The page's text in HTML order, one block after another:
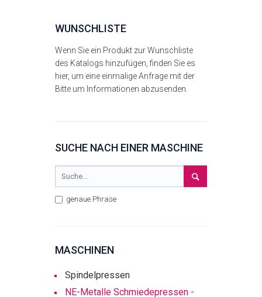
WUNSCHLISTE
Wenn Sie ein Produkt zur Wunschliste
des Katalogs hinzufügen, finden Sie es
hier, um eine einmalige Anfrage mit der
Bitte um Informationen abzusenden.
SUCHE NACH EINER MASCHINE
genaue Phrase
MASCHINEN
Spindelpressen
NE-Metalle Schmiedepressen -